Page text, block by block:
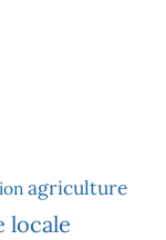
agriculture
locale